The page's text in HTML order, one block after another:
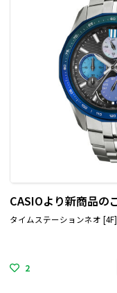
CASIOより新商品の
タイムステーションネオ [4F]
2